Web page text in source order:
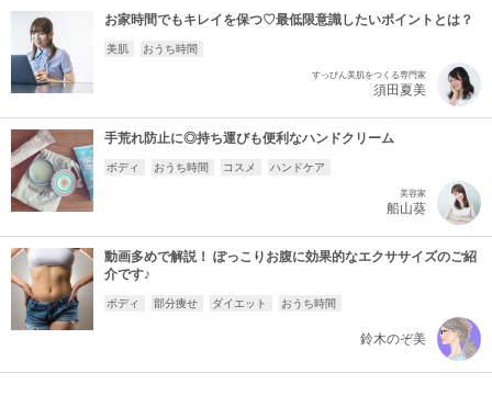
お家時間でもキレイを保つ♡最低限意識したいポイントとは？
美肌 おうち時間
すっぴん美肌をつくる専門家
須田夏美
手荒れ防止に◎持ち運びも便利なハンドクリーム
ボディ おうち時間 コスメ ハンドケア
美容家
船山葵
動画多めで解説！ ぽっこりお腹に効果的なエクササイズのご紹
介です♪
ボディ 部分痩せ ダイエット おうち時間
鈴木のぞ美